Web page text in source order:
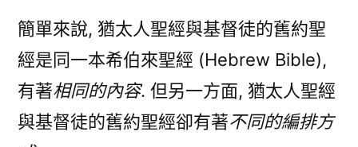
與
舊
聖
經
簡單來說, 猶太人聖經與基督徒的舊約聖
經是同一本希伯來聖經 (Hebrew Bible),
有著相同的內容. 但另一方面, 猶太人聖經
與基督徒的舊約聖經卻有著不同的編排方